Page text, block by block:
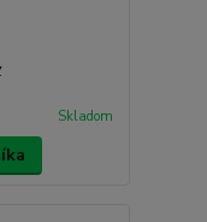
Skladom